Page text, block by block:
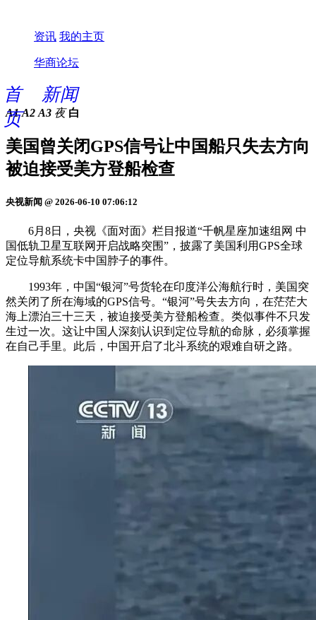
资讯 我的主页
华商论坛
首
页
新闻
A1 A2 A3 夜 白
美国曾关闭GPS信号让中国船只失去方向
被迫接受美方登船检查
央视新闻 @ 2026-06-10 07:06:12
6月8日，央视《面对面》栏目报道“千帆星座加速组网 中
国低轨卫星互联网开启战略突围”，披露了美国利用GPS全球
定位导航系统卡中国脖子的事件。
1993年，中国“银河”号货轮在印度洋公海航行时，美国突
然关闭了所在海域的GPS信号。“银河”号失去方向，在茫茫大
海上漂泊三十三天，被迫接受美方登船检查。类似事件不只发
生过一次。这让中国人深刻认识到定位导航的命脉，必须掌握
在自己手里。此后，中国开启了北斗系统的艰难自研之路。